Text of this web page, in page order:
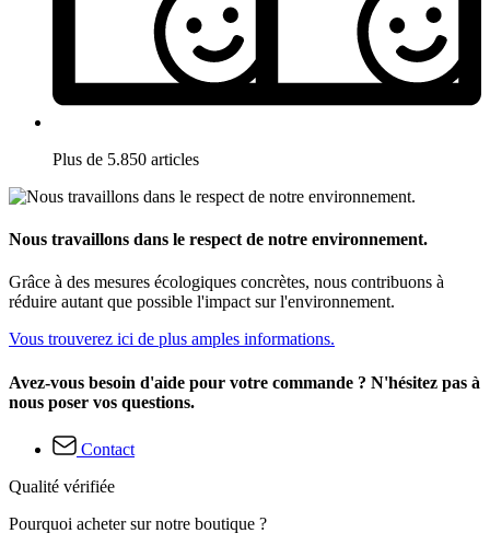
Plus de 5.850 articles
Nous travaillons dans le respect de notre environnement.
Grâce à des mesures écologiques concrètes, nous contribuons à
réduire autant que possible l'impact sur l'environnement.
Vous trouverez ici de plus amples informations.
Avez-vous besoin d'aide pour votre commande ? N'hésitez pas à
nous poser vos questions.
Contact
Qualité vérifiée
Pourquoi acheter sur notre boutique ?